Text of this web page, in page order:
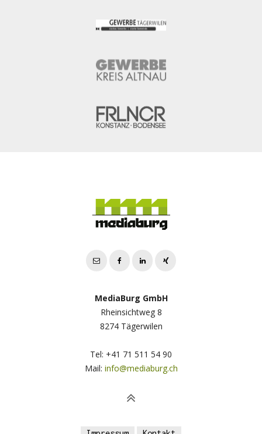
MediaBurg GmbH
Rheinsichtweg 8
8274 Tägerwilen
Tel: +41 71 511 54 90
Mail: info@mediaburg.ch